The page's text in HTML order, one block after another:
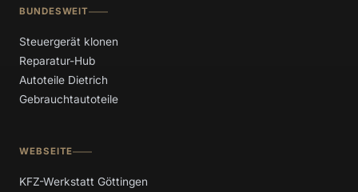
BUNDESWEIT
Steuergerät klonen
Reparatur-Hub
Autoteile Dietrich
Gebrauchtautoteile
WEBSEITE
KFZ-Werkstatt Göttingen